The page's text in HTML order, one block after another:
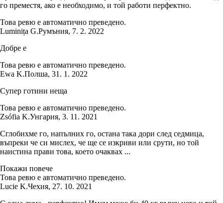
го преместя, ако е необходимо, и той работи перфектно.
Това ревю е автоматично преведено.
Luminița G.Румъния, 7. 2. 2022
Добре е
Това ревю е автоматично преведено.
Ewa K.Полша, 31. 1. 2022
Супер готини неща
Това ревю е автоматично преведено.
Zsófia K.Унгария, 3. 11. 2021
Сглобихме го, напълних го, остана така дори след седмица,
въпреки че си мислех, че ще се изкриви или срути, но той
наистина прави това, което очаквах ...
Покажи повече
Това ревю е автоматично преведено.
Lucie K.Чехия, 27. 10. 2021